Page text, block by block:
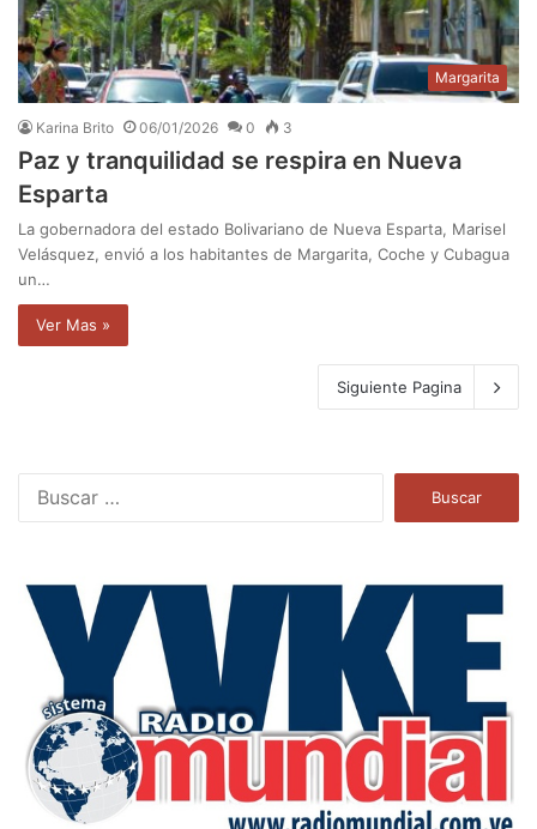
Margarita
Karina Brito 06/01/2026 0 3
Paz y tranquilidad se respira en Nueva
Esparta
La gobernadora del estado Bolivariano de Nueva Esparta, Marisel
Velásquez, envió a los habitantes de Margarita, Coche y Cubagua
un…
Ver Mas »
Siguiente Pagina
a